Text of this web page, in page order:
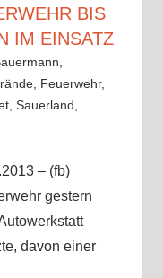
BIS Z
EINSATZ
Feuerwehr,
, Sauerland
– (fb)
gestern
davon einer